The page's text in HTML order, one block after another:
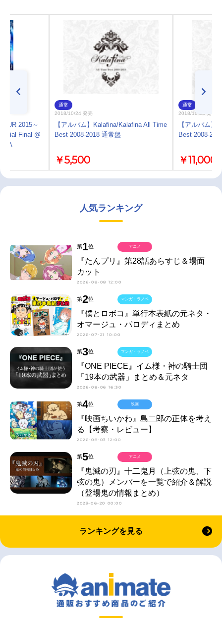
2015～
Final @
A
通常
2018/10/24 発売
【アルバム】Kalafina/Kalafina All Time
Best 2008-2018 通常盤
￥5,500
通常
2018/10/24 発売
【アルバム】
Best 2008-
￥11,000
人気ランキング
第1位
『たんプリ』第28話あらすじ＆場面
カット
2026-08-08 12:00
アニメ
第2位
『僕とロボコ』単行本表紙の元ネタ・
オマージュ・パロディまとめ
2026-07-21 10:00
マンガ・ラノベ
第3位
『ONE PIECE』イム様・神の騎士団
「19本の武器」まとめ＆元ネタ
2026-08-06 16:30
マンガ・ラノベ
第4位
『映画ちいかわ』島二郎の正体を考え
る【考察・レビュー】
2026-08-03 12:00
映画
第5位
『鬼滅の刃』十二鬼月（上弦の鬼、下
弦の鬼）メンバーを一覧で紹介＆解説
（登場鬼の情報まとめ）
2023-06-20 00:00
アニメ
ランキングを見る